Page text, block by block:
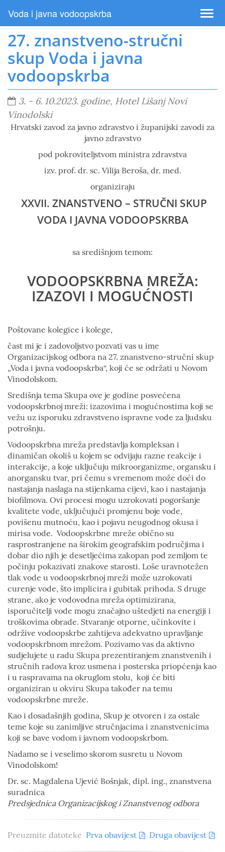
Voda i javna vodoopskrba
27. znanstveno-stručni
skup Voda i javna
vodoopskrba
3. - 6. 10.2023. godine, Hotel Lišanj Novi
Vinodolski
Hrvatski zavod za javno zdravstvo i županijski zavodi za
javno zdravstvo
pod pokroviteljstvom ministra zdravstva
izv. prof. dr. sc. Vilija Beroša, dr. med.
organiziraju
XXVII. ZNANSTVENO – STRUČNI SKUP
VODA I JAVNA VODOOPSKRBA
sa središnjom temom:
VODOOPSKRBNA MREŽA:
IZAZOVI I MOGUĆNOSTI
Poštovane kolegice i kolege,
čast mi je i zadovoljstvo pozvati vas u ime
Organizacijskog odbora na 27. znanstveno-stručni skup
„Voda i javna vodoopskrba“, koji će se održati u Novom
Vinodolskom.
Središnja tema Skupa ove je godine posvećena
vodoopskrbnoj mreži: izazovima i mogućnostima koji se
vežu uz isporuku zdravstveno ispravne vode za ljudsku
potrošnju.
Vodoopskrbna mreža predstavlja kompleksan i
dinamičan okoliš u kojem se odvijaju razne reakcije i
interakcije, a koje uključuju mikroorganizme, organsku i
anorgansku tvar, pri čemu s vremenom može doći do
nastajanja naslaga na stijenkama cijevi, kao i nastajanja
biofilmova. Ovi procesi mogu uzrokovati pogoršanje
kvalitete vode, uključujući promjenu boje vode,
povišenu mutnoću, kao i pojavu neugodnog okusa i
mirisa vode. Vodoopskrbne mreže obično su
rasprostranjene na širokim geografskim područjima i
dobar dio njih je desetljećima zakopan pod zemljom te
počinju pokazivati znakove starosti. Loše uravnotežen
tlak vode u vodoopskrbnoj mreži može uzrokovati
curenje vode, što implicira i gubitak prihoda. S druge
strane, ako je vodovodna mreža optimizirana,
isporučitelji vode mogu značajno uštedjeti na energiji i
troškovima obrade. Stvaranje otporne, učinkovite i
održive vodoopskrbe zahtijeva adekvatno upravljanje
vodoopskrbnom mrežom. Pozivamo vas da aktivno
sudjelujete u radu Skupa prezentiranjem znanstvenih i
stručnih radova kroz usmena i posterska priopćenja kao
i u raspravama na okruglom stolu, koji će biti
organiziran u okviru Skupa također na temu
vodoopskrbne mreže.
Kao i dosadašnjih godina, Skup je otvoren i za ostale
teme koje su zanimljive stručnjacima i znanstvenicima
koji se bave vodom i javnom vodoopskrbom.
Nadamo se i veselimo skorom susretu u Novom
Vinodolskom!
Dr. sc. Magdalena Ujević Bošnjak, dipl. ing., znanstvena
suradnica
Predsjednica Organizacijskog i Znanstvenog odbora
Preuzmite datoteke Prva obavijest Druga obavijest